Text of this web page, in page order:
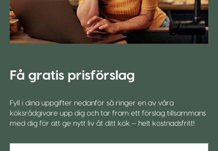
Få gratis prisförslag
Fyll i dina uppgifter nedanför så ringer en av våra
köksrådgivare upp dig och tar fram ett förslag tillsammans
med dig för att ge nytt liv åt ditt kök – helt kostnadsfritt!